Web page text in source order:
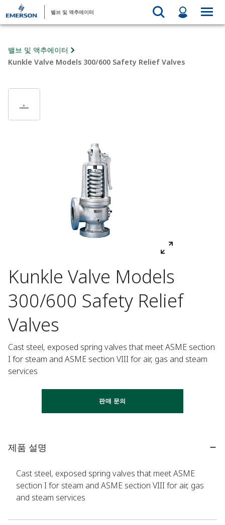
밸브 및 액추에이터
밸브 및 액추에이터
Kunkle Valve Models 300/600 Safety Relief Valves
Kunkle Valve Models
300/600 Safety Relief
Valves
Cast steel, exposed spring valves that meet ASME section
I for steam and ASME section VIII for air, gas and steam
services
판매 문의
제품 설명
Cast steel, exposed spring valves that meet ASME
section I for steam and ASME section VIII for air, gas
and steam services